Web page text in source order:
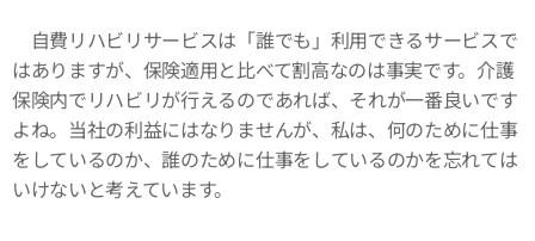
自費リハビリサービスは「誰でも」利用できるサービスで
はありますが、保険適用と比べて割高なのは事実です。介護
保険内でリハビリが行えるのであれば、それが一番良いです
よね。当社の利益にはなりませんが、私は、何のために仕事
をしているのか、誰のために仕事をしているのかを忘れては
いけないと考えています。